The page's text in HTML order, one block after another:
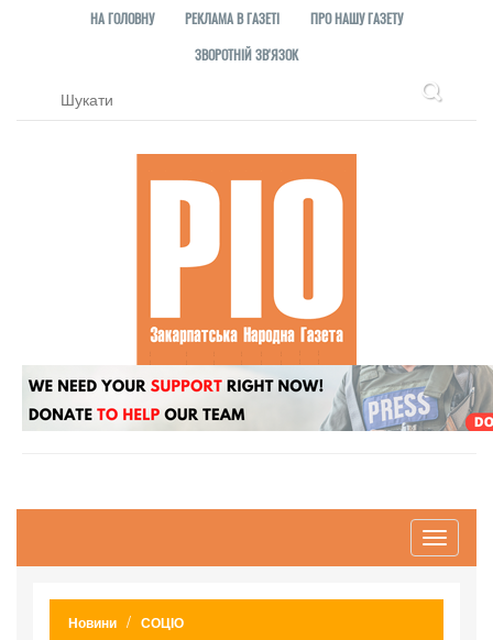
НА ГОЛОВНУ РЕКЛАМА В ГАЗЕТІ
ПРО НАШУ ГАЗЕТУ
ЗВОРОТНІЙ ЗВ'ЯЗОК
Toggle
Новини СОЦІО